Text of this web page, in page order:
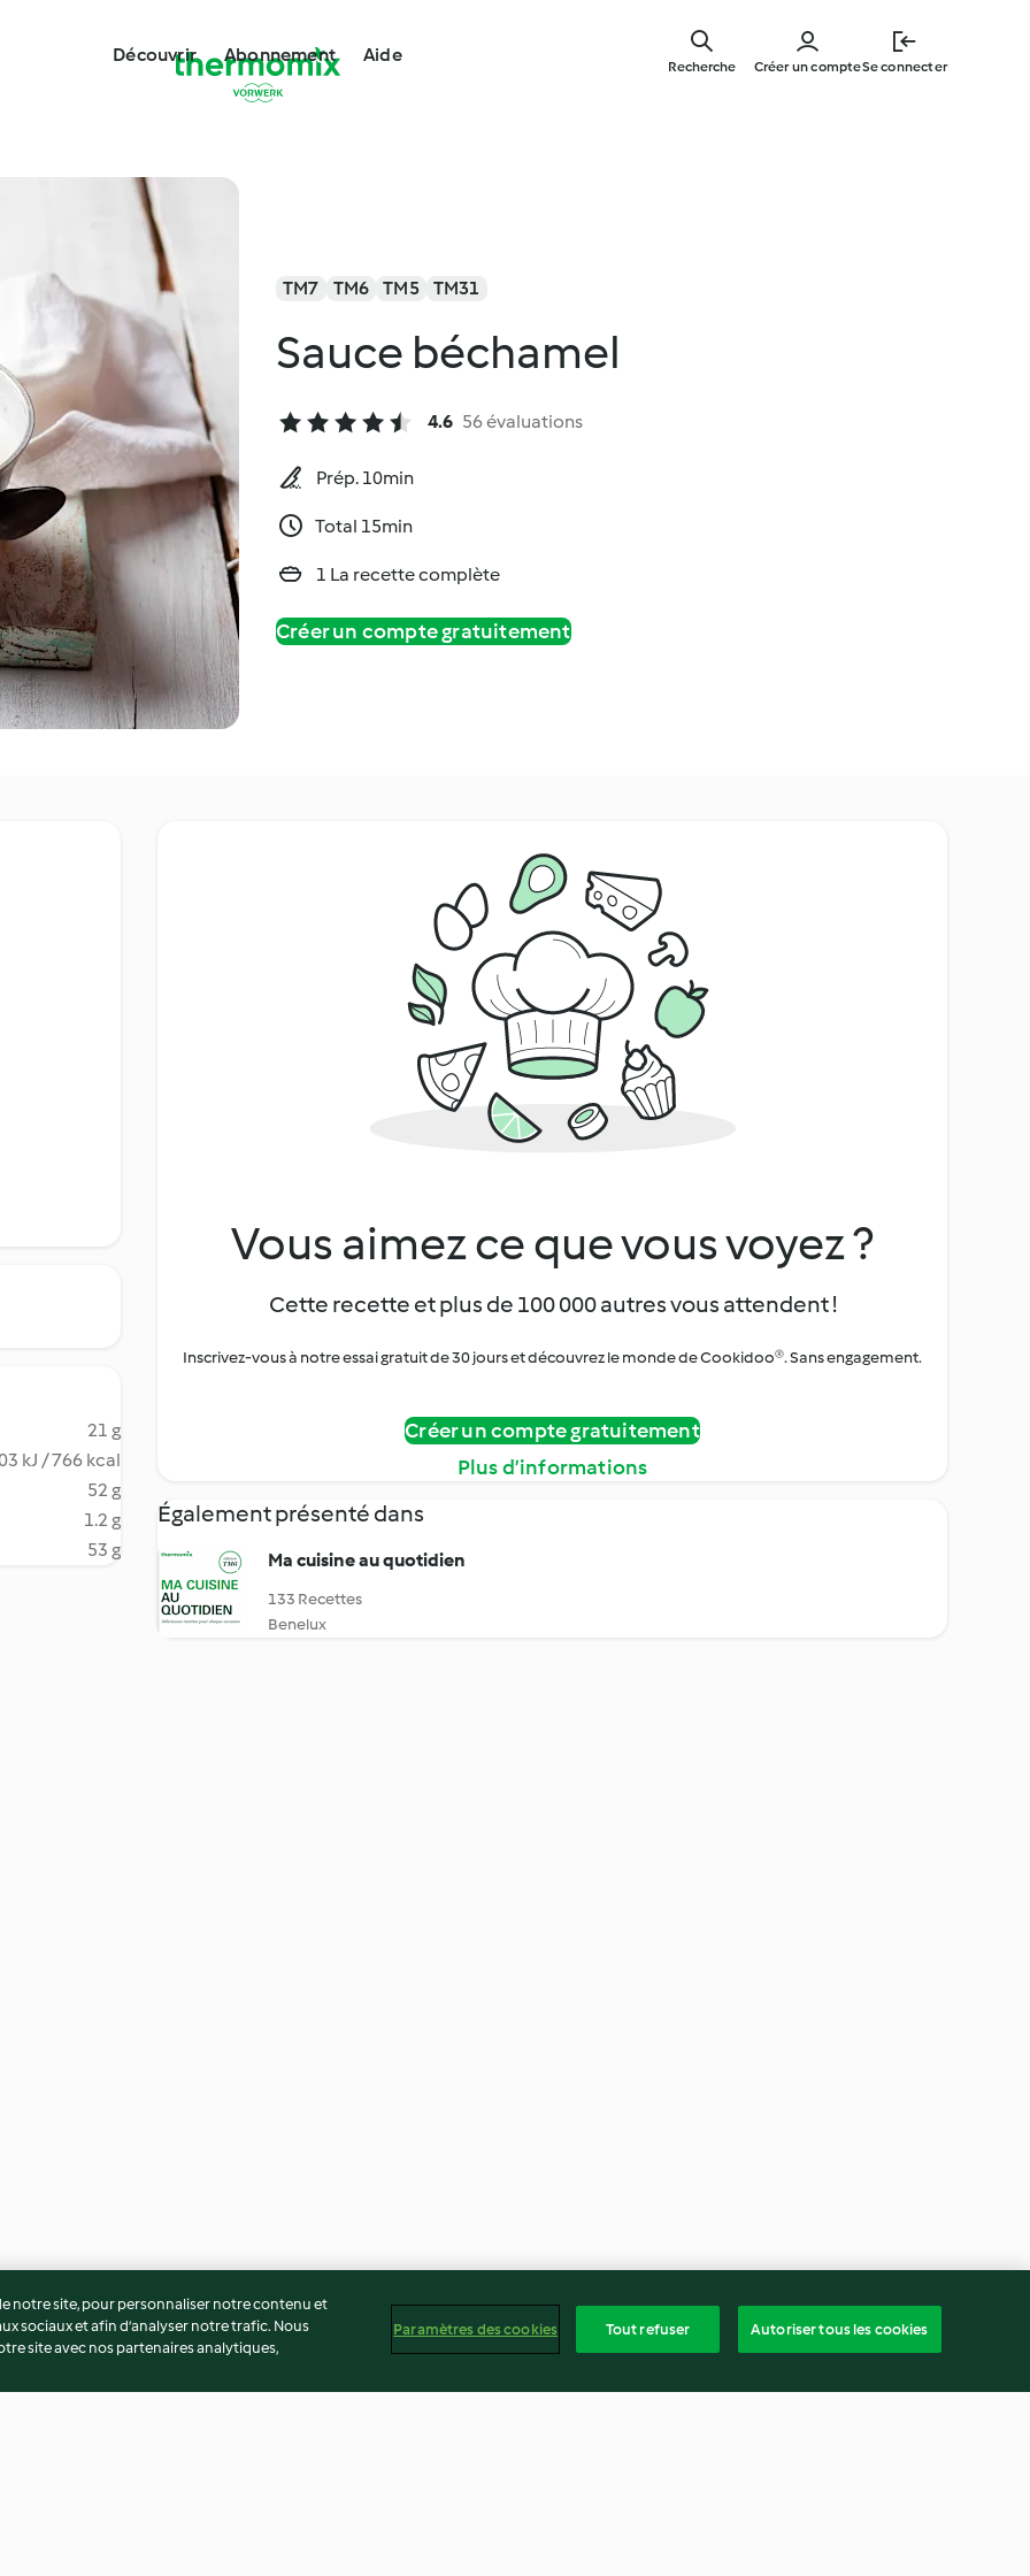
main
Découvrir Abonnement Aide
Créer un compteSe connecter
Recherche
TM7 TM6 TM5 TM31
Sauce béchamel
4.6 56 évaluations
Prép. 10min
Total 15min
1 La recette complète
Créer un compte gratuitement
21 g
kJ / 766 kcal
52 g
1.2 g
53 g
Vous aimez ce que vous voyez ?
Cette recette et plus de 100 000 autres vous attendent !
Inscrivez-vous à notre essai gratuit de 30 jours et découvrez le monde de Cookidoo®. Sans engagement.
Créer un compte gratuitement
Plus d’informations
Également présenté dans
Ma cuisine au quotidien
133 Recettes
Benelux
notre site, pour personnaliser notre contenu et
sociaux et afin d’analyser notre trafic. Nous
site avec nos partenaires analytiques,
Paramètres des cookies Tout refuser Autoriser tous les cookies